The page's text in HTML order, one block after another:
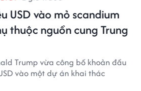
USD vào mỏ scandium
thuộc nguồn cung Trung
Trump vừa công bố khoản đầu
vào một dự án khai thác